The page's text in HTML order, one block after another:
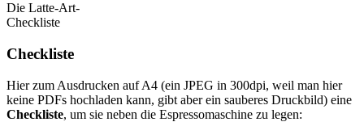
Die Latte-Art-
Checkliste
Checkliste
Hier zum Ausdrucken auf A4 (ein JPEG in 300dpi, weil man hier
keine PDFs hochladen kann, gibt aber ein sauberes Druckbild) eine
Checkliste, um sie neben die Espressomaschine zu legen: